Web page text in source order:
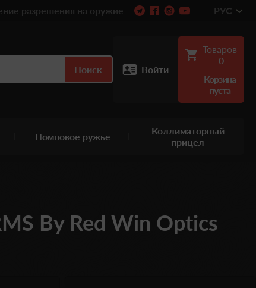
разрешения на оружие РУС
Поиск Войти
Товаров
0
Корзина
пуста
Помповое ружье
Коллиматорный
прицел
By Red Win Optics